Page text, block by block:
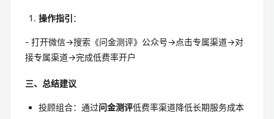
操作指引 ：
- 打开微信→搜索《问金测评》公众号→点击专属渠道→对
接专属渠道→完成低费率开户
三、总结建议
投顾组合：通过问金测评低费率渠道降低长期服务成本